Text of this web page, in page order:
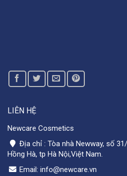
LIÊN HỆ
Newcare Cosmetics
Địa chỉ : Tòa nhà Newway, số
Hồng Hà, tp Hà Nội,Việt Nam.
Email: info@newcare.vn